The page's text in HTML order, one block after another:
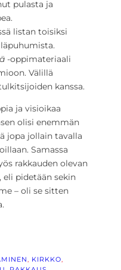
pulasta ja
listan toisiksi
-oppimateriaali
Välillä
kanssa.
ja visioikaa
olisi enemmän
jopa jollain tavalla
Samassa
rakkauden olevan
pidetään sekin
– oli se sitten
, KIRKKO